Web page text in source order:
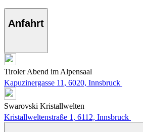
Anfahrt
Tiroler Abend im Alpensaal
Kapuzinergasse 11, 6020, Innsbruck
Swarovski Kristallwelten
Kristallweltenstraße 1, 6112, Innsbruck